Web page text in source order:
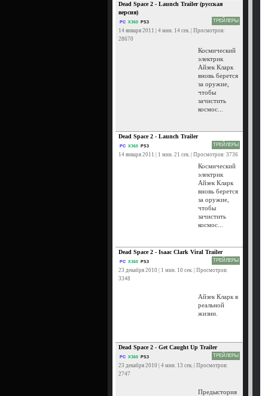
Dead Space 2 - Launch Trailer (русская
версия)
PC X360 PS3 ТРЕЙЛЕРЫ
14 января 2011 | 4 мин. 14 сек. | Просмотров:
28670
Космический
электрик
Айзек Кларк
вновь берется
за оружие,
чтобы
зачистить
космос...
Dead Space 2 - Launch Trailer
PC X360 PS3 ТРЕЙЛЕРЫ
14 января 2011 | 1 мин. 21 сек. | Просмотров: 3736
Космический
электрик
Айзек Кларк
вновь берется
за оружие,
чтобы
зачистить
космос...
Dead Space 2 - Isaac Clark Viral Trailer
PC X360 PS3 ТРЕЙЛЕРЫ
23 декабря 2010 | 1 мин. 10 сек. | Просмотров:
3348
Айзек Кларк в
реальной
жизни.
Dead Space 2 - Get Caught Up Trailer
PC X360 PS3 ТРЕЙЛЕРЫ
23 декабря 2010 | 4 мин. 13 сек. | Просмотров:
2747
Предыстория